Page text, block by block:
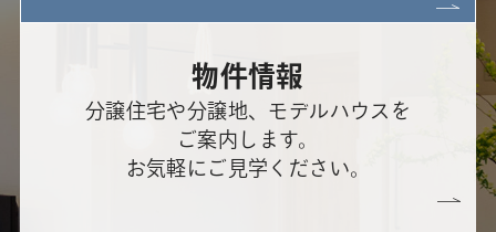
物件情報
分譲住宅や分譲地、モデルハウスを
ご案内します。
お気軽にご見学ください。